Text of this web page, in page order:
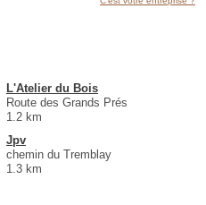
L'Atelier du Bois
Route des Grands Prés
1.2 km
Jpv
chemin du Tremblay
1.3 km